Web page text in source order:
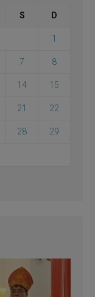
S D
1
7 8
14 15
21 22
28 29